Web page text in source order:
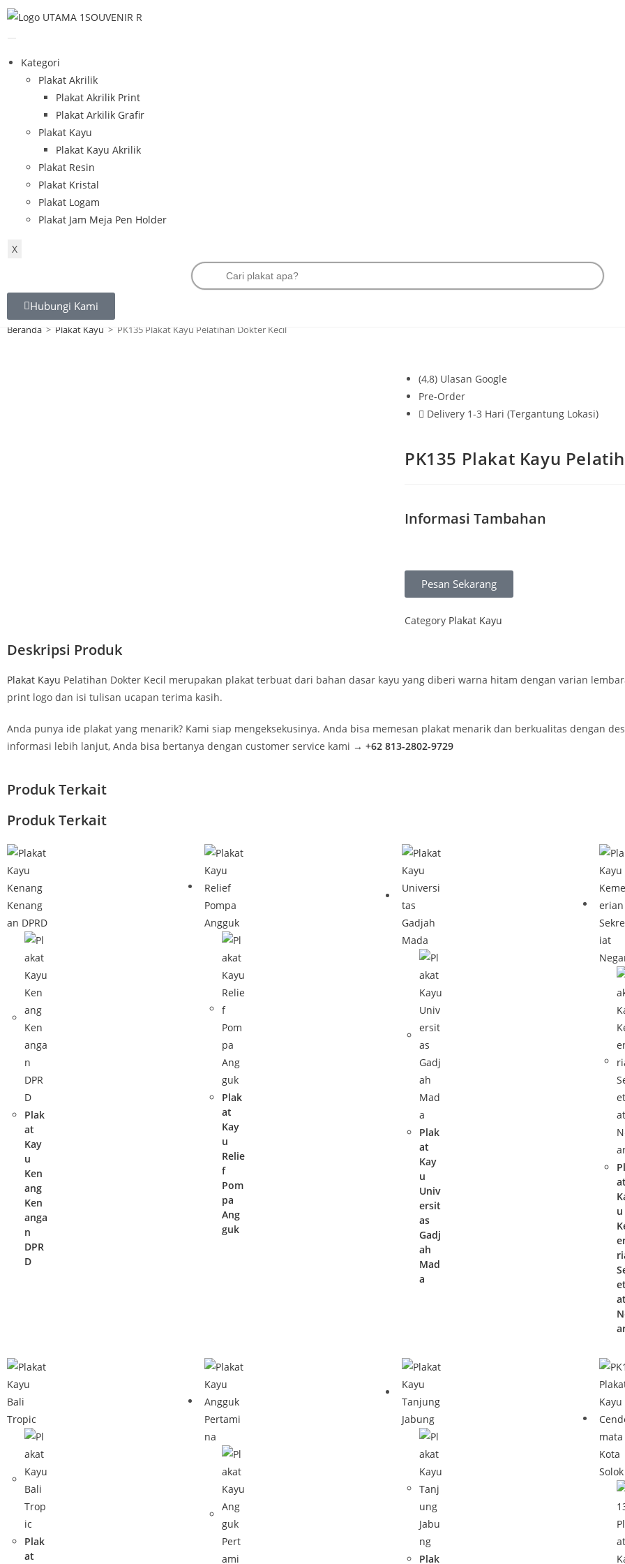
Kategori
Plakat Akrilik
Plakat Akrilik Print
Plakat Arkilik Grafir
Plakat Kayu
Plakat Kayu Akrilik
Plakat Resin
Plakat Kristal
Plakat Logam
Plakat Jam Meja Pen Holder
X
Hubungi Kami
Beranda > Plakat Kayu > PK135 Plakat Kayu Pelatihan Dokter Kecil
(4,8) Ulasan Google
Pre-Order
Delivery 1-3 Hari (Tergantung Lokasi)
PK135 Plakat Kayu
Informasi Tambahan
Pesan Sekarang
Category Plakat Kayu
Deskripsi Produk
Plakat Kayu Pelatihan Dokter Kecil merupakan plakat terbuat dari bahan dasar kayu yang diberi warna hitam dengan varian
print logo dan isi tulisan ucapan terima kasih.
Anda punya ide plakat yang menarik? Kami siap mengeksekusinya. Anda bisa memesan plakat menarik dan berkualitas dengan
informasi lebih lanjut, Anda bisa bertanya dengan customer service kami → +62 813-2802-9729
Produk Terkait
Produk Terkait
Plak
at
Kay
u
Ken
ang
Ken
anga
n
DPR
D
Plak
at
Kay
u
Relie
f
Pom
pa
Ang
guk
Plak
at
Kay
u
Univ
ersit
as
Gadj
ah
Mad
a
at
u
at
Plak
at
Plak